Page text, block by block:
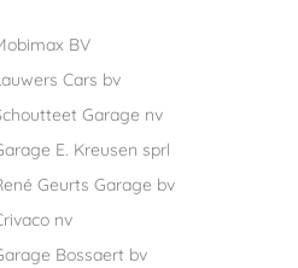
BV
Cars bv
Garage nv
E. Kreusen sprl
Geurts Garage bv
nv
Bossaert bv